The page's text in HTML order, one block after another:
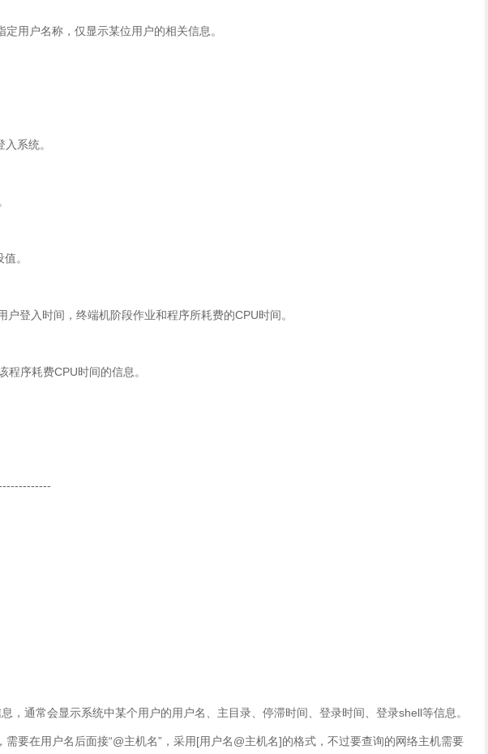
用户名称，仅显示某位用户的相关信息。
系统。
。
登入时间，终端机阶段作业和程序所耗费的CPU时间。
序耗费CPU时间的信息。
，通常会显示系统中某个用户的用户名、主目录、停滞时间、登录时间、登录shell等信息。
要在用户名后面接“@主机名”，采用[用户名@主机名]的格式，不过要查询的网络主机需要